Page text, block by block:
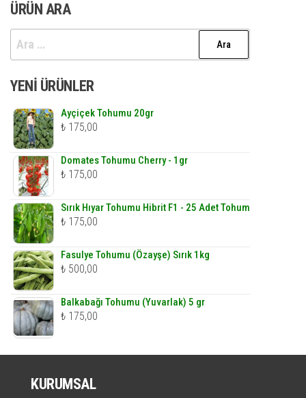
ÜRÜN ARA
Arama:
YENI ÜRÜNLER
Ayçiçek Tohumu 20gr
₺ 175,00
Domates Tohumu Cherry - 1gr
₺ 175,00
Sırık Hıyar Tohumu Hibrit F1 - 25 Adet Tohum
₺ 175,00
Fasulye Tohumu (Özayşe) Sırık 1kg
₺ 500,00
Balkabağı Tohumu (Yuvarlak) 5 gr
₺ 175,00
KURUMSAL